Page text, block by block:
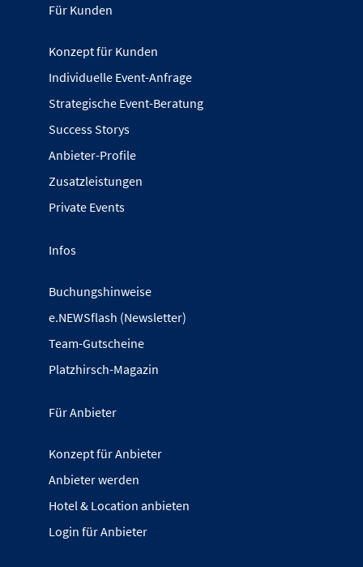
Für Kunden
Konzept für Kunden
Individuelle Event-Anfrage
Strategische Event-Beratung
Success Storys
Anbieter-Profile
Zusatzleistungen
Private Events
Infos
Buchungshinweise
e.NEWSflash (Newsletter)
Team-Gutscheine
Platzhirsch-Magazin
Für Anbieter
Konzept für Anbieter
Anbieter werden
Hotel & Location anbieten
Login für Anbieter